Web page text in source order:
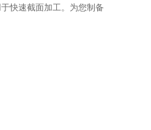
快速截面加工。为您制备